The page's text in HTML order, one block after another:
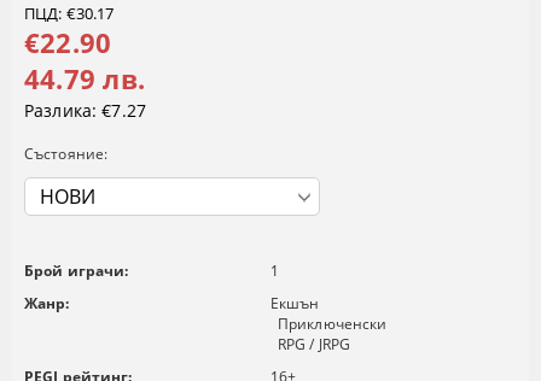
ПЦД: €30.17
€22.90
44.79 лв.
Разлика: €7.27
Състояние:
Брой играчи:
1
Жанр:
Екшън
Приключенски
RPG / JRPG
PEGI рейтинг:
16+